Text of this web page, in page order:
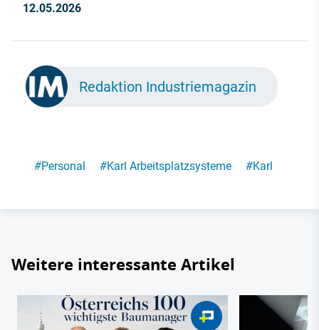
12.05.2026
Redaktion Industriemagazin
#Personal #Karl Arbeitsplatzsysteme #Karl
Weitere interessante Artikel